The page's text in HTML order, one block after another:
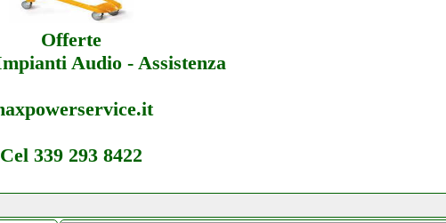
Offerte
Audio - Assistenza
Cel 339 293 8422